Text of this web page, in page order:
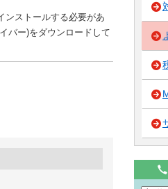
ンストールする必要があ
バー)をダウンロードして